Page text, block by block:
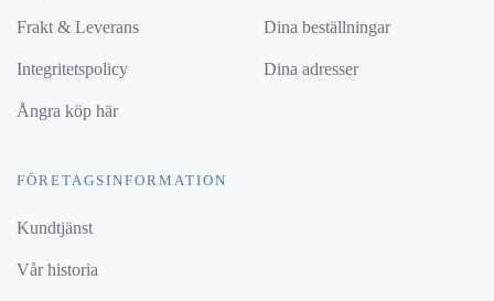
Frakt & Leverans
Integritetspolicy
Ångra köp här
Dina beställningar
Dina adresser
FÖRETAGSINFORMATION
Kundtjänst
Vår historia